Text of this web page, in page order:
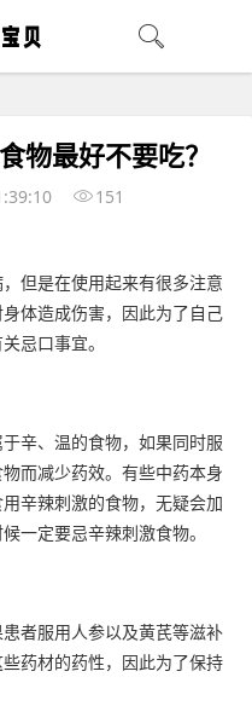
物最好不要吃？
151
但是在使用起来有很多注意
体造成伤害，因此为了自己
忌口事宜。
辛、温的食物，如果同时服
而减少药效。有些中药本身
辛辣刺激的食物，无疑会加
一定要忌辛辣刺激食物。
者服用人参以及黄芪等滋补
药材的药性，因此为了保持